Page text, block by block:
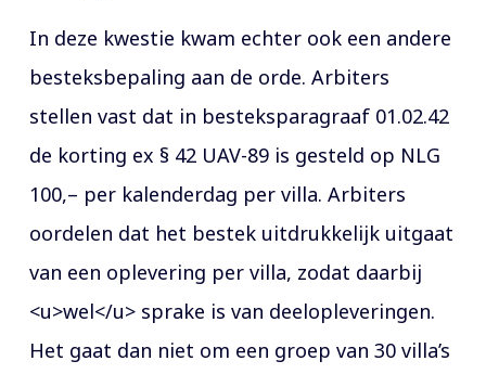
In deze kwestie kwam echter ook een andere
besteksbepaling aan de orde. Arbiters
stellen vast dat in besteksparagraaf 01.02.42
de korting ex § 42 UAV-89 is gesteld op NLG
100,– per kalenderdag per villa. Arbiters
oordelen dat het bestek uitdrukkelijk uitgaat
van een oplevering per villa, zodat daarbij
<u>wel</u> sprake is van deelopleveringen.
Het gaat dan niet om een groep van 30 villa’s